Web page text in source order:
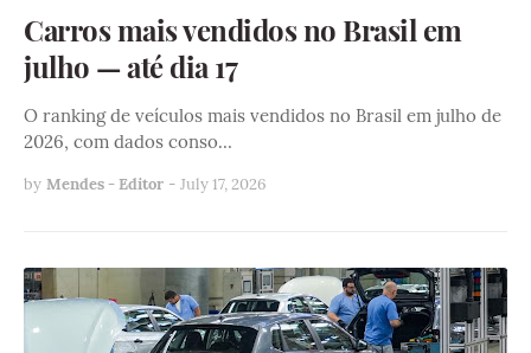
Carros mais vendidos no Brasil em
julho — até dia 17
O ranking de veículos mais vendidos no Brasil em julho de
2026, com dados conso…
by Mendes - Editor - July 17, 2026